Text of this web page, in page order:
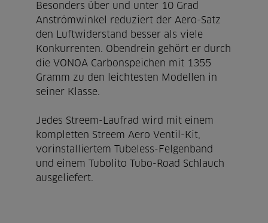
Besonders über und unter 10 Grad
Anströmwinkel reduziert der Aero-Satz
den Luftwiderstand besser als viele
Konkurrenten. Obendrein gehört er durch
die VONOA Carbonspeichen mit 1355
Gramm zu den leichtesten Modellen in
seiner Klasse.
Jedes Streem-Laufrad wird mit einem
kompletten Streem Aero Ventil-Kit,
vorinstalliertem Tubeless-Felgenband
und einem Tubolito Tubo-Road Schlauch
ausgeliefert.